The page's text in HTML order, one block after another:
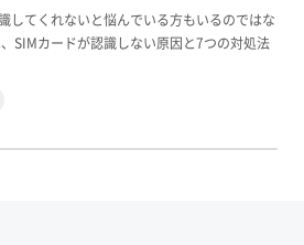
してくれないと悩んでいる方もいるのではな
SIMカードが認識しない原因と7つの対処法